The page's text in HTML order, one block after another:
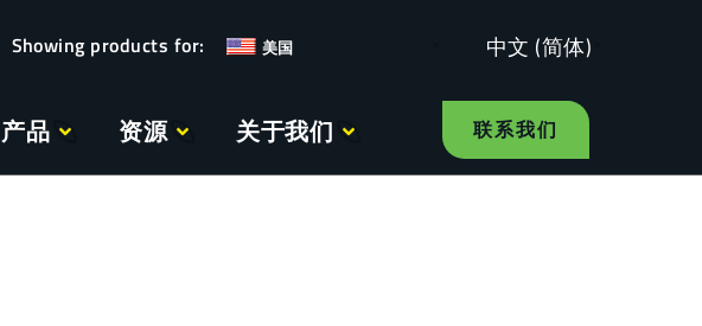
美国 中文 (简体)
产品 资源 关于我们 联系我们